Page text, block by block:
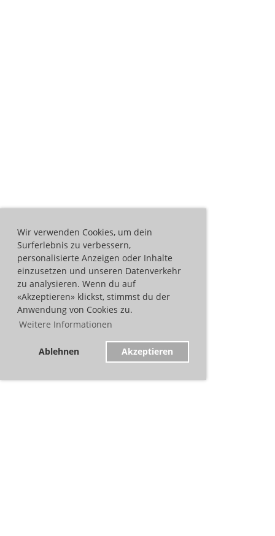
Wir verwenden Cookies, um dein
Surferlebnis zu verbessern,
personalisierte Anzeigen oder Inhalte
einzusetzen und unseren Datenverkehr
zu analysieren. Wenn du auf
«Akzeptieren» klickst, stimmst du der
Anwendung von Cookies zu.
Weitere Informationen
Ablehnen Akzeptieren